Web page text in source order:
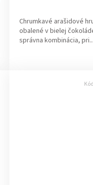
Chrumkavé arašidové
obalené v bielej
správna kombinácia, pri...